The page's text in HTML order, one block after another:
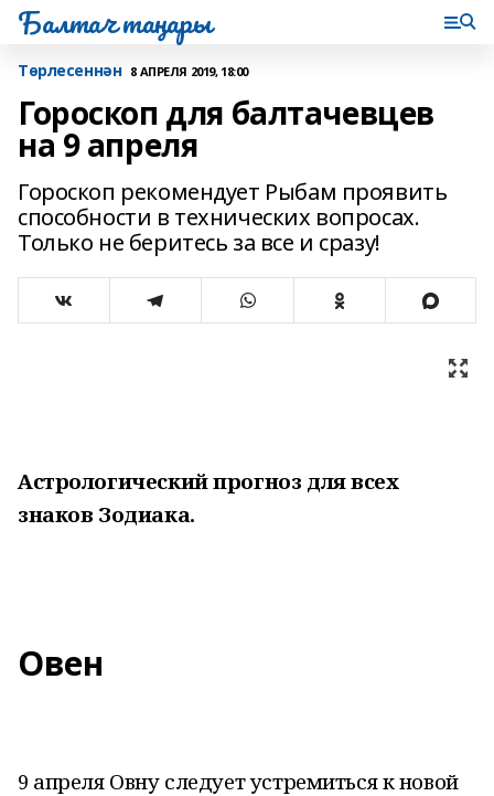
Балтач таңнары
Tөрлесеннән 8 АПРЕЛЯ 2019, 18:00
Гороскоп для балтачевцев
на 9 апреля
Гороскоп рекомендует Рыбам проявить
способности в технических вопросах.
Только не беритесь за все и сразу!
Астрологический прогноз для всех
знаков Зодиака.
Овен
9 апреля Овну следует устремиться к новой